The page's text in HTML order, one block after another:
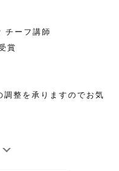
ーフ講師
賞
調整を承りますのでお気